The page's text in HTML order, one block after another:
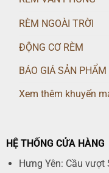
RÈM NGOÀI TRỜI
ĐỘNG CƠ RÈM
BÁO GIÁ SẢN PHẨM
Xem thêm khuyến
HỆ THỐNG CỬA HÀNG
Hưng Yên: Cầu vượt